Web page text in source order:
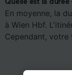
Quelle est la durée
En moyenne, la
à Wien Hbf.
Cependant,